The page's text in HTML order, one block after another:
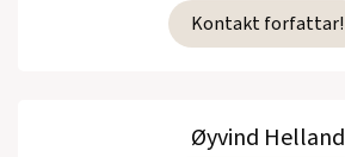
Kontakt forfattar!
Øyvind Helland